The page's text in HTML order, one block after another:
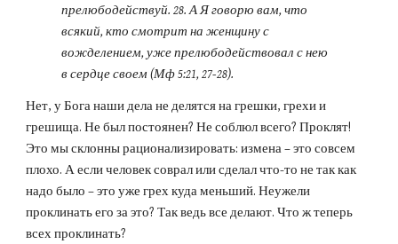
прелюбодействуй. 28. А Я говорю вам, что
всякий, кто смотрит на женщину с
вожделением, уже прелюбодействовал с нею
в сердце своем (Мф 5:21, 27-28).
Нет, у Бога наши дела не делятся на грешки, грехи и
грешища. Не был постоянен? Не соблюл всего? Проклят!
Это мы склонны рационализировать: измена – это совсем
плохо. А если человек соврал или сделал что-то не так как
надо было – это уже грех куда меньший. Неужели
проклинать его за это? Так ведь все делают. Что ж теперь
всех проклинать?